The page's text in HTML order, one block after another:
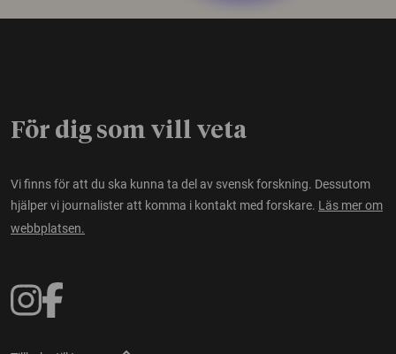
För dig som vill veta
Vi finns för att du ska kunna ta del av svensk forskning. Dessutom
hjälper vi journalister att komma i kontakt med forskare. Läs mer om
webbplatsen.